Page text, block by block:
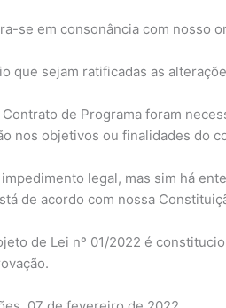
se em consonância com nosso
que sejam ratificadas as
de Programa foram
nos objetivos ou finalidades do
legal, mas sim há
de acordo com nossa
de Lei nº 01/2022 é